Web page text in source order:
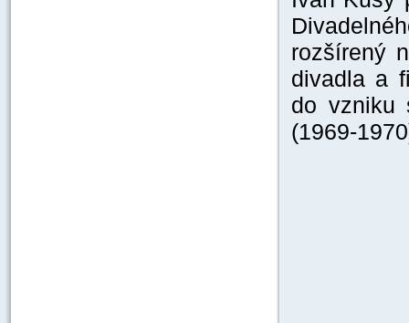
rozšírený
divadla a
do vzniku
(1969-